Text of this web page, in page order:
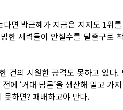
면 박근혜가 지금은 지지도 1위
한 세력들이 안철수를 탈출구로
건의 시원한 공격도 못하고 있다.
에 ‘거대 담론’을 생산해 밀고 가
하면? 패배하고야 만다.